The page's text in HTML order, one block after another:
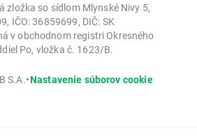
zložka so sídlom Mlynské Nivy 5,
IČO: 36859699, DIČ: SK
v obchodnom registri Okresného
Po, vložka č. 1623/B.
S.A.•Nastavenie súborov cookie